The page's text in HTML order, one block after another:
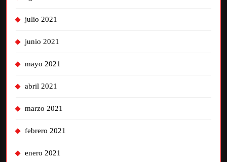
julio 2021
junio 2021
mayo 2021
abril 2021
marzo 2021
febrero 2021
enero 2021